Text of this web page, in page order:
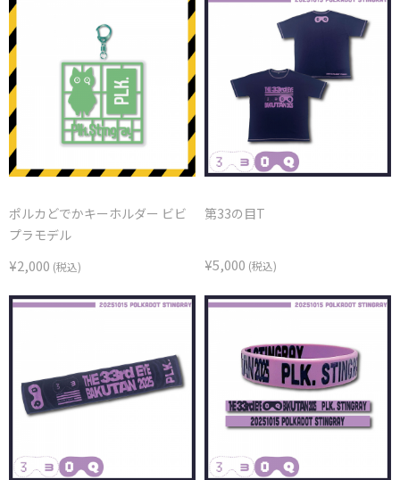
ポルカどでかキーホルダー ビビ
プラモデル
¥2,000 (税込)
第33の目T
¥5,000 (税込)